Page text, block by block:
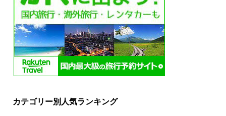
カテゴリー別人気ランキング